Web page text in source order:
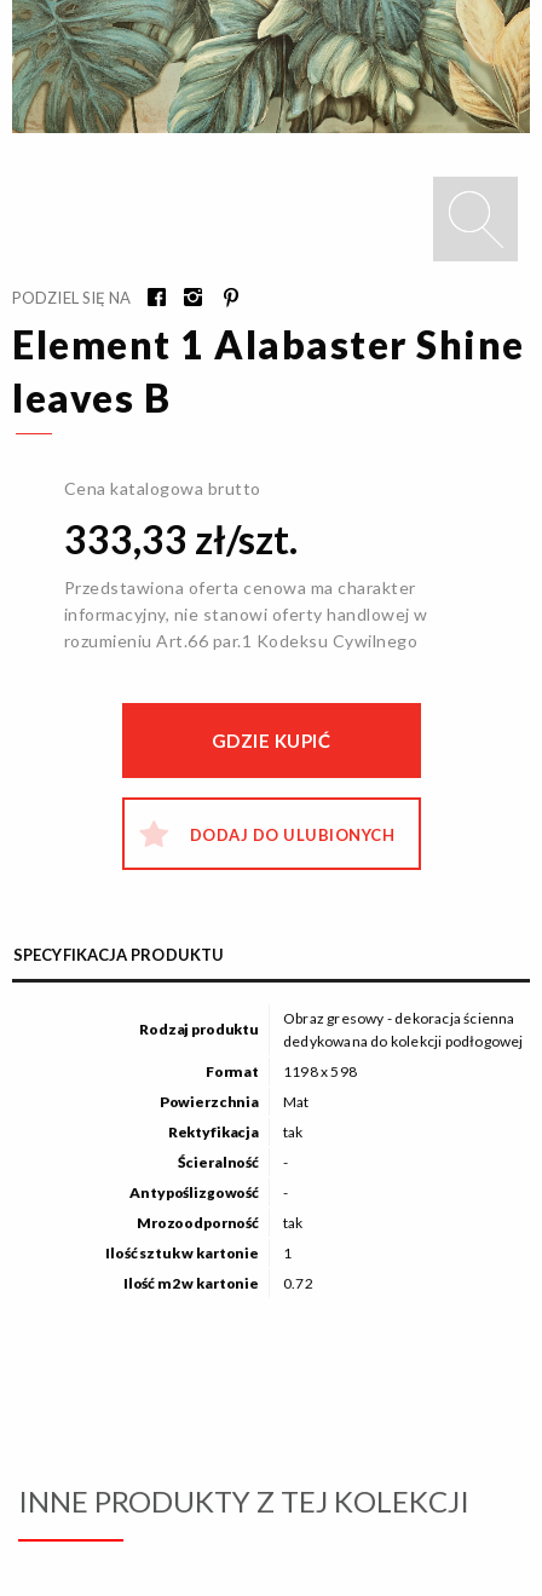
PODZIEL SIĘ NA
Element 1 Alabaster Shine
leaves B
Cena katalogowa brutto
333,33 zł/szt.
Przedstawiona oferta cenowa ma charakter
informacyjny, nie stanowi oferty handlowej w
rozumieniu Art.66 par.1 Kodeksu Cywilnego
GDZIE KUPIĆ
DODAJ DO ULUBIONYCH
SPECYFIKACJA PRODUKTU
Rodzaj produktu
Obraz gresowy - dekoracja ścienna
dedykowana do kolekcji podłogowej
Format
1198 x 598
Powierzchnia
Mat
Rektyfikacja
tak
Ścieralność
-
Antypoślizgowość
-
Mrozoodporność
tak
Ilość sztuk w kartonie
1
Ilość m2 w kartonie
0.72
INNE PRODUKTY Z TEJ KOLEKCJI